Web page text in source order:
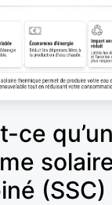
ce qu’un
(SSC)